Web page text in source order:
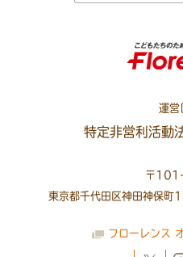
運営
特定非営利活動
〒
東京都千代田区神田神保
フローレンス